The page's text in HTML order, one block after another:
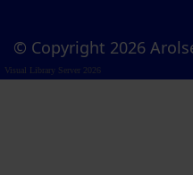
© Copyright 2026
Visual Library Server 2026